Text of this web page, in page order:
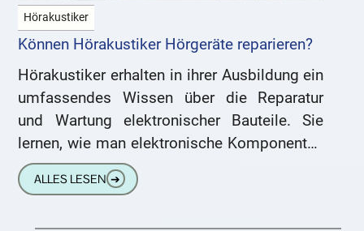
Hörakustiker
Können Hörakustiker Hörgeräte reparieren?
Hörakustiker erhalten in ihrer Ausbildung ein
umfassendes Wissen über die Reparatur
und Wartung elektronischer Bauteile. Sie
lernen, wie man elektronische Komponenten
identifiziert, defekte Teile ausbaut und durch
präzises Löten neue
ALLES LESEN ➔